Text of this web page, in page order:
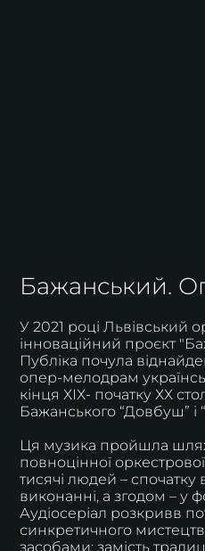
Бажанський.
У 2021 році Львівський
інноваційний проєкт
Публіка почула
опер-мелодрам
кінця ХІХ- початку ХХ
Бажанського “Довбуш” і
Ця музика пройшла
повноцінної
тисячі людей –
виконанні, а згодом – у
Аудіосеріал розкривв
синкретичного
засобами: замість